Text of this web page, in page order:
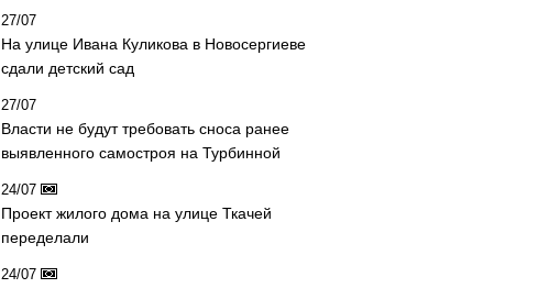
27/07
На улице Ивана Куликова в Новосергиеве
сдали детский сад
27/07
Власти не будут требовать сноса ранее
выявленного самостроя на Турбинной
24/07
Проект жилого дома на улице Ткачей
переделали
24/07